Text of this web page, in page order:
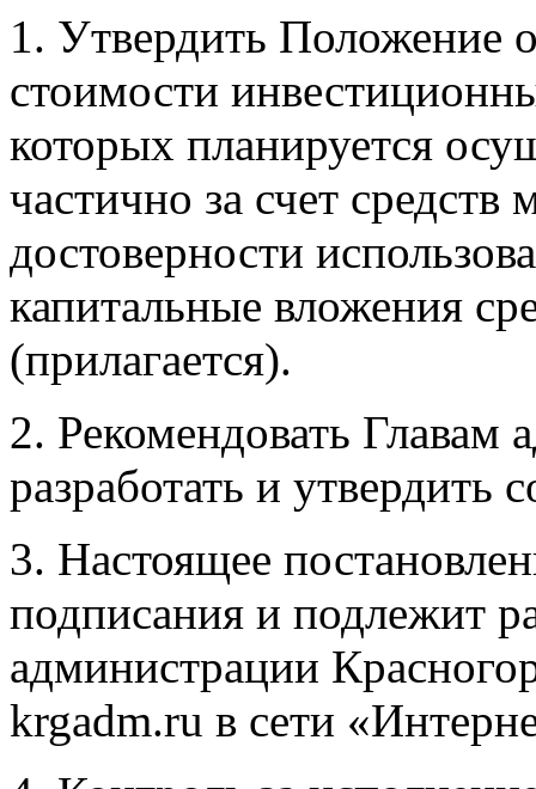
1. Утвердить Положение
стоимости
которых планируется
частично за счет
достоверности
капитальные вложения
(прилагается).
2. Рекомендовать Главам
разработать и утвердить
3. Настоящее
подписания и подлежит
администрации
krgadm.ru в сети